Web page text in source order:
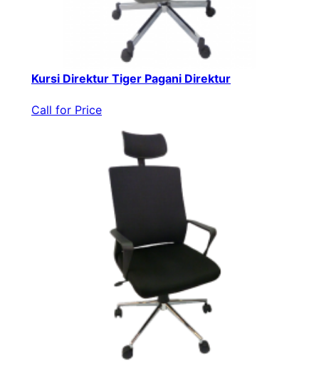
Kursi Direktur Tiger Pagani Direktur
Call for Price